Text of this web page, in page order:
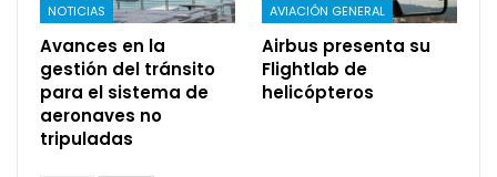
NOTICIAS
Avances en la
gestión del tránsito
para el sistema de
aeronaves no
tripuladas
AVIACIÓN GENERAL
Airbus presenta su
Flightlab de
helicópteros